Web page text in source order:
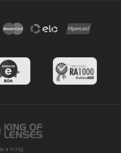
a King: